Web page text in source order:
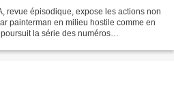
revue épisodique, expose les actions non
painterman en milieu hostile comme en
la série des numéros